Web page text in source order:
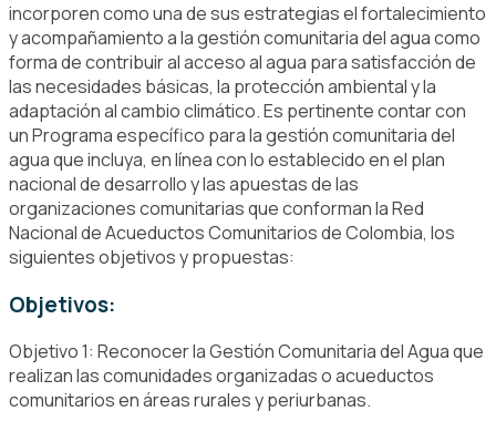
incorporen como una de sus estrategias el fortalecimiento
y acompañamiento a la gestión comunitaria del agua como
forma de contribuir al acceso al agua para satisfacción de
las necesidades básicas, la protección ambiental y la
adaptación al cambio climático. Es pertinente contar con
un Programa específico para la gestión comunitaria del
agua que incluya, en línea con lo establecido en el plan
nacional de desarrollo y las apuestas de las
organizaciones comunitarias que conforman la Red
Nacional de Acueductos Comunitarios de Colombia, los
siguientes objetivos y propuestas:
Objetivos:
Objetivo 1: Reconocer la Gestión Comunitaria del Agua que
realizan las comunidades organizadas o acueductos
comunitarios en áreas rurales y periurbanas.